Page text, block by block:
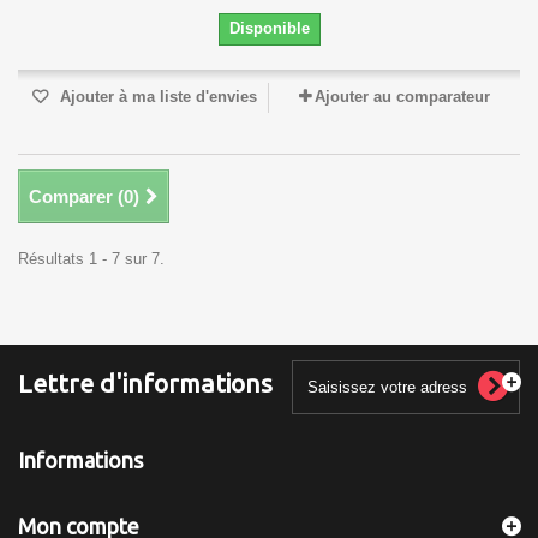
Disponible
Ajouter à ma liste d'envies Ajouter au comparateur
Comparer (0)
Résultats 1 - 7 sur 7.
Lettre d'informations
Informations
Mon compte